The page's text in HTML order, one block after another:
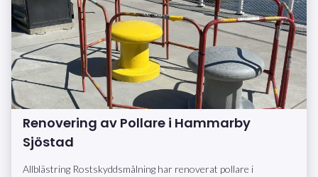
Renovering av Pollare i Hammarby
Sjöstad
Allblästring Rostskyddsmålning har renoverat pollare i